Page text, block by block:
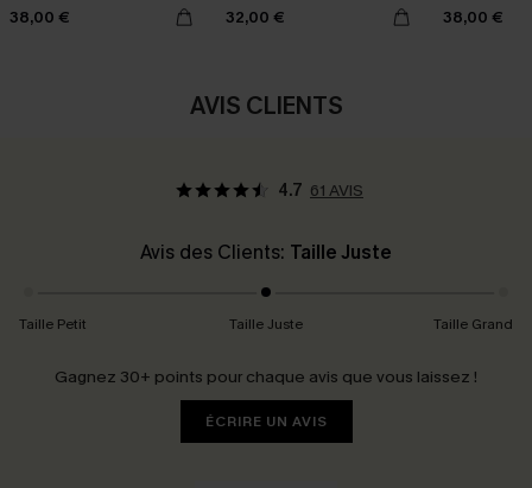
38,00 € 32,00 € 38,00 €
AVIS CLIENTS
4.7 61 AVIS
Avis des Clients: Taille Juste
Taille Petit Taille Juste Taille Grand
Gagnez 30+ points pour chaque avis que vous laissez !
ÉCRIRE UN AVIS